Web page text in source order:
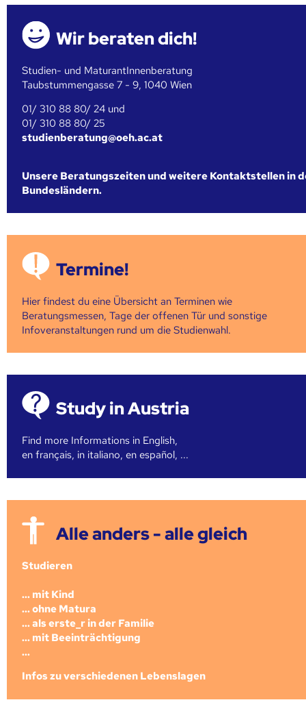
Wir beraten dich!
Studien- und MaturantInnenberatung
Taubstummengasse 7 - 9, 1040 Wien
01/ 310 88 80/ 24 und
01/ 310 88 80/ 25
studienberatung@oeh.ac.at
Unsere Beratungszeiten und weitere Kontaktstellen in
Bundesländern.
Termine!
Hier findest du eine Übersicht an Terminen wie
Beratungsmessen, Tage der offenen Tür und sonstige
Infoveranstaltungen rund um die Studienwahl.
Study in Austria
Find more Informations in English,
en français, in italiano, en español, ...
Alle anders - alle gleich
Studieren
... mit Kind
... ohne Matura
... als erste_r in der Familie
... mit Beeinträchtigung
...
Infos zu verschiedenen Lebenslagen